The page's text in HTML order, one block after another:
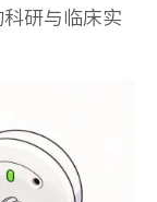
研与临床实